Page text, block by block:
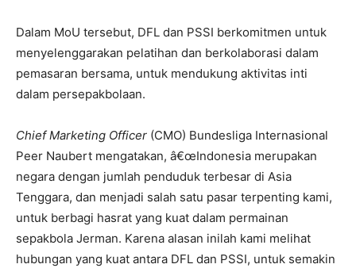
Dalam MoU tersebut, DFL dan PSSI berkomitmen untuk
menyelenggarakan pelatihan dan berkolaborasi dalam
pemasaran bersama, untuk mendukung aktivitas inti
dalam persepakbolaan.
Chief Marketing Officer (CMO) Bundesliga Internasional
Peer Naubert mengatakan, â€œIndonesia merupakan
negara dengan jumlah penduduk terbesar di Asia
Tenggara, dan menjadi salah satu pasar terpenting kami,
untuk berbagi hasrat yang kuat dalam permainan
sepakbola Jerman. Karena alasan inilah kami melihat
hubungan yang kuat antara DFL dan PSSI, untuk semakin